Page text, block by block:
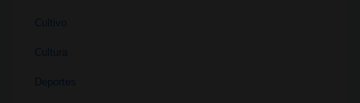
Cultivo
Cultura
Deportes